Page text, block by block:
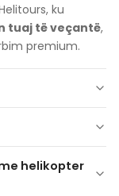
ku
tuaj të veçantë,
premium.
në
The
helikopter